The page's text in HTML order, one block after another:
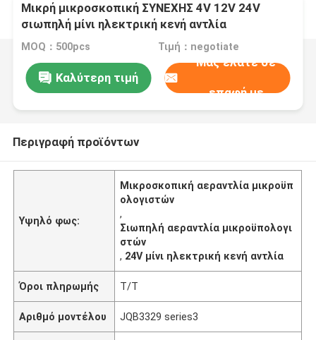
Μικρή μικροσκοπική ΣΥΝΕΧΗΣ 4V 12V 24V
σιωπηλή μίνι ηλεκτρική κενή αντλία
αεραντλιών μικροϋπολογιστών
MOQ：500pcs Τιμή：negotiate
Καλύτερη τιμή
Μας ελάτε σε
επαφή με
Περιγραφή προϊόντων
Υψηλό φως:
Μικροσκοπική αεραντλία μικροϋπ
ολογιστών
,
Σιωπηλή αεραντλία μικροϋπολογι
στών
, 24V μίνι ηλεκτρική κενή αντλία
Όροι πληρωμής T/T
Αριθμό μοντέλου JQB3329 series3